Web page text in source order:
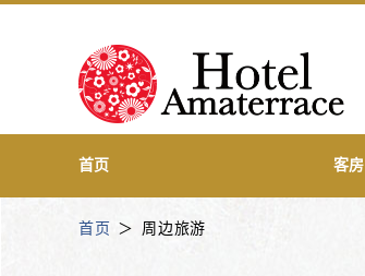
首页 客房
首页 周边旅游